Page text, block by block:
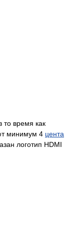
то время как
минимум 4 цента
логотип HDMI